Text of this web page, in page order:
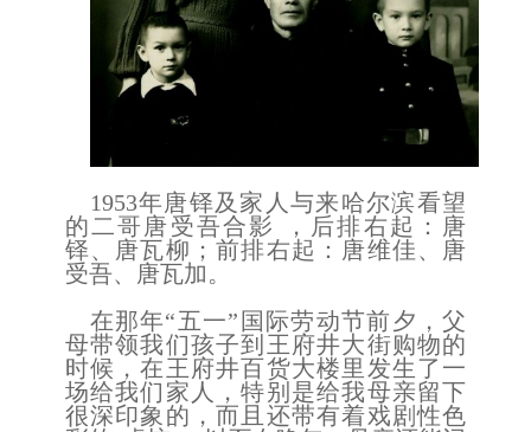
1953年唐铎及家人与来哈尔滨看望
的二哥唐受吾合影 ，后排右起：唐
铎、唐瓦柳；前排右起：唐维佳、唐
受吾、唐瓦加。
在那年“五一”国际劳动节前夕，父
母带领我们孩子到王府井大街购物的
时候，在王府井百货大楼里发生了一
场给我们家人，特别是给我母亲留下
很深印象的，而且还带有着戏剧性色